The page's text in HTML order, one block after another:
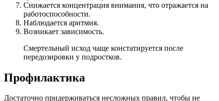
Снижается концентрация внимания, что отражается на
работоспособности.
Наблюдается аритмия.
Возникает зависимость.
Смертельный исход чаще констатируется после
передозировки у подростков.
Профилактика
Достаточно придерживаться несложных правил, чтобы не